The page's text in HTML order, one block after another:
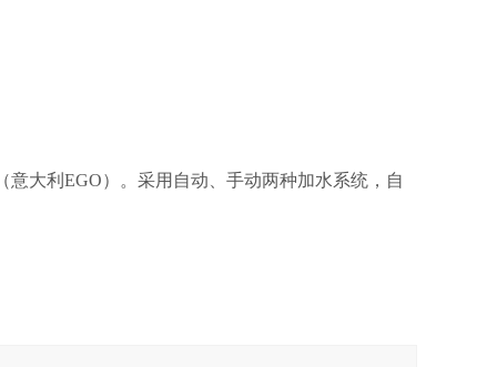
大利EGO）。采用自动、手动两种加水系统，自